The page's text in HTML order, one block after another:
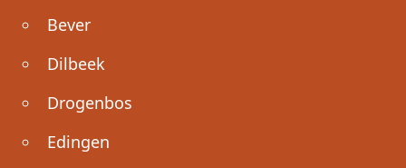
Bever
Dilbeek
Drogenbos
Edingen